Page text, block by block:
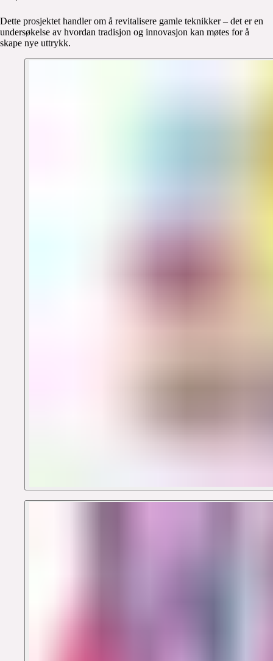
Dette prosjektet handler om å revitalisere gamle teknikker – det er en
undersøkelse av hvordan tradisjon og innovasjon kan møtes for å
skape nye uttrykk.